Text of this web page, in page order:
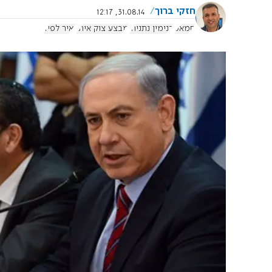
חזקי ברוך
31.08.14, 12:17
חמאס בנימין נתניהו מבצע צוק איתן יאיר לפיד